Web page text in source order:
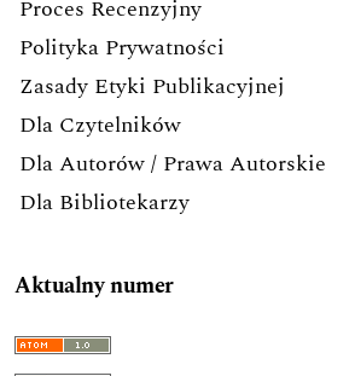
Proces Recenzyjny
Polityka Prywatności
Zasady Etyki Publikacyjnej
Dla Czytelników
Dla Autorów / Prawa Autorskie
Dla Bibliotekarzy
Aktualny numer